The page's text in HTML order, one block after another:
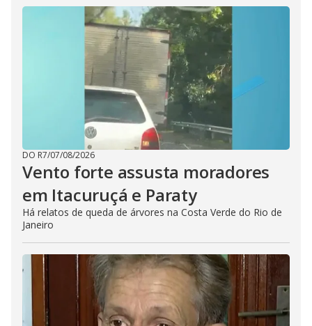
DO R7/07/08/2026
Vento forte assusta moradores
em Itacuruçá e Paraty
Há relatos de queda de árvores na Costa Verde do Rio de
Janeiro